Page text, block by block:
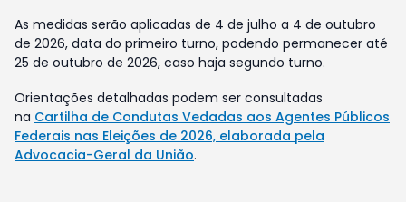
As medidas serão aplicadas de 4 de julho a 4 de outubro
de 2026, data do primeiro turno, podendo permanecer até
25 de outubro de 2026, caso haja segundo turno.
Orientações detalhadas podem ser consultadas
na Cartilha de Condutas Vedadas aos Agentes Públicos
Federais nas Eleições de 2026, elaborada pela
Advocacia-Geral da União.